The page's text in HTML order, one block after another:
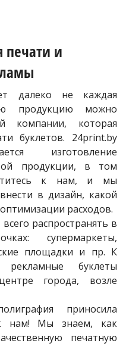
печати и
далеко не каждая
продукцию можно
компании, которая
буклетов. 24print.by
изготовление
продукции, в том
к нам, и мы
в дизайн, какой
расходов.
распространять в
супермаркеты,
площадки и пр. К
рекламные буклеты
города, возле
приносила
нам! Мы знаем, как
печатную